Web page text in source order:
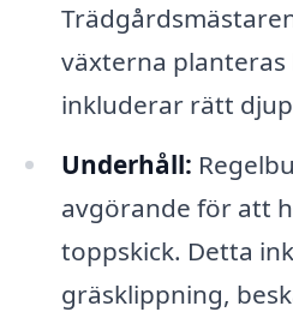
växterna
inkluderar rätt
Underhåll:
avgörande för att
toppskick. Detta
gräsklippning,